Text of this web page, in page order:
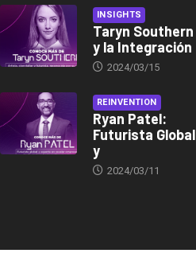
INSIGHTS
Taryn Southern
y la Integración
2024/03/15
REINVENTION
Ryan Patel:
Futurista Global
y
2024/03/11